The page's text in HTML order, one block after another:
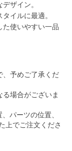
ザイン。
イルに最適。
た使いやすい一品
、予めご了承くだ
場合がございま
パーツの位置、
上でご注文くださ